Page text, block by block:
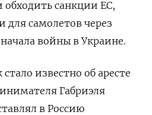
санкции ЕС,
для самолетов через
войны в Украине.
известно об аресте
Габриэля
в Россию